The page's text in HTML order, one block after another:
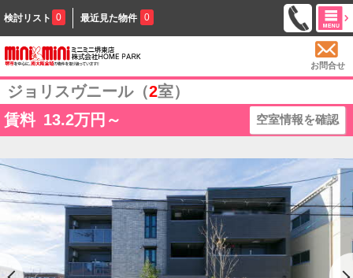
検討リスト 0 最近見た物件 0
お問合せ
ジョリスヴニール（2室）
賃料 13.2万円～ 空室情報を確認